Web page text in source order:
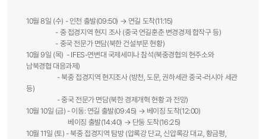
10월 8일 (수) - 인천 출발(09:50) → 연길 도착(11:15)
- 중 접경지역 현지 조사 (중국 연길훈춘 변경경제 합작구 등)
- 중국 전문가 면담(북한 건설부문 현황)
10월 9일 (목) - IFES-연변대 국제세미나 참석(북중경협의 현주소와
남북경협 대응과제)
- 북중 접경지역 현지조사 (방천, 도문, 권하세관 중국-러시아 세관
등)
- 중국 전문가 면담(북한 경제개혁 현황 과 전망)
10월 10일 (금) - 이동: 연길 출발(09:45) → 베이징 도착(12:00)
베이징 출발(14:40) → 단둥 도착(16:25)
10월 11일 (토) - 북중 접경지역 탐방 (압록강 단교, 신압록강 대교, 황금평,